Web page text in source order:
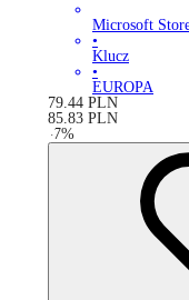
Microsoft
•
Klucz
•
EUROPA
79.44 PLN
85.83 PLN
-7%